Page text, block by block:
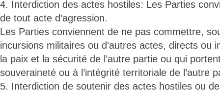
4. Interdiction des actes hostiles: Les Parties
de tout acte d’agression.
Les Parties conviennent de ne pas commettre,
incursions militaires ou d’autres actes, directs ou
la paix et la sécurité de l’autre partie ou qui
souveraineté ou à l’intégrité territoriale de l’autre
5. Interdiction de soutenir des actes hostiles ou